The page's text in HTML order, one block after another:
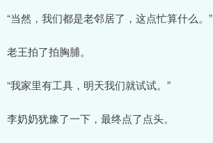
“当然，我们都是老邻居了，这点忙算什么。”
老王拍了拍胸脯。
“我家里有工具，明天我们就试试。”
李奶奶犹豫了一下，最终点了点头。